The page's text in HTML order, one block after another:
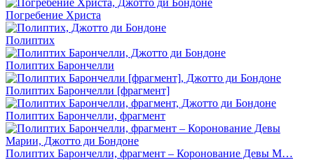
Погребение Христа
Полиптих
Полиптих Барончелли
Полиптих Барончелли [фрагмент]
Полиптих Барончелли, фрагмент
Полиптих Барончелли, фрагмент – Коронование Девы М…